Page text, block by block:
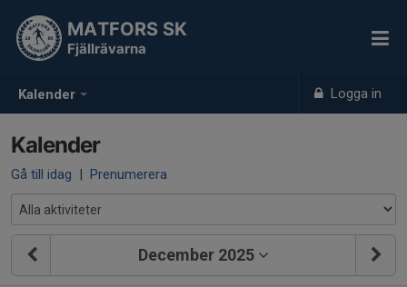
Kalender Logga in
MATFORS SK
Fjällrävarna
Kalender
Gå till idag | Prenumerera
December 2025